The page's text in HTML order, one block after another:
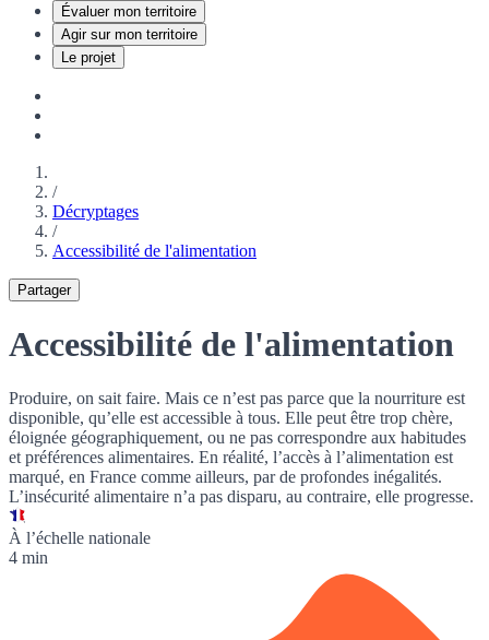
Évaluer mon territoire
Agir sur mon territoire
Le projet
/
Décryptages
/
Accessibilité de l'alimentation
Partager
Accessibilité de l'alimentation
Produire, on sait faire. Mais ce n’est pas parce que la nourriture est
disponible, qu’elle est accessible à tous. Elle peut être trop chère,
éloignée géographiquement, ou ne pas correspondre aux habitudes
et préférences alimentaires. En réalité, l’accès à l’alimentation est
marqué, en France comme ailleurs, par de profondes inégalités.
L’insécurité alimentaire n’a pas disparu, au contraire, elle progresse.
À l’échelle nationale
4 min